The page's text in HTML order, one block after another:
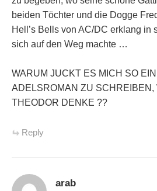
beiden Töchter und die Dogge
Hell’s Bells von AC/DC erklang in
sich auf den Weg machte …
WARUM JUCKT ES MICH SO
ADELSROMAN ZU SCHREIBEN,
THEODOR DENKE ??
Reply
arab